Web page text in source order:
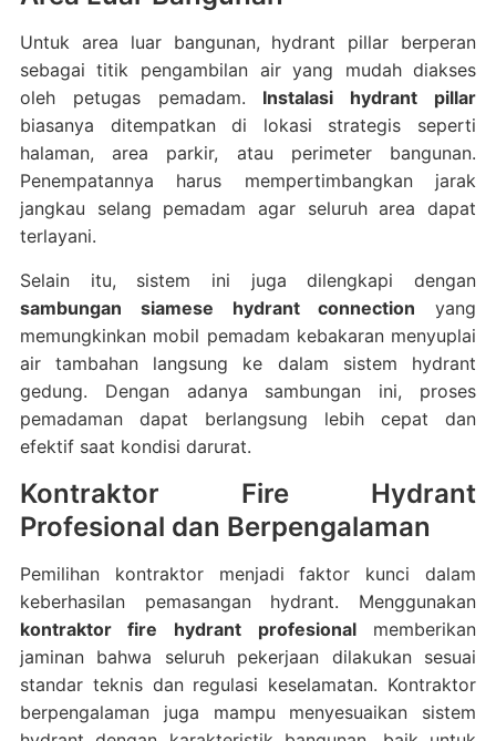
Untuk area luar bangunan, hydrant pillar berperan
sebagai titik pengambilan air yang mudah diakses
oleh petugas pemadam. Instalasi hydrant pillar
biasanya ditempatkan di lokasi strategis seperti
halaman, area parkir, atau perimeter bangunan.
Penempatannya harus mempertimbangkan jarak
jangkau selang pemadam agar seluruh area dapat
terlayani.
Selain itu, sistem ini juga dilengkapi dengan
sambungan siamese hydrant connection yang
memungkinkan mobil pemadam kebakaran menyuplai
air tambahan langsung ke dalam sistem hydrant
gedung. Dengan adanya sambungan ini, proses
pemadaman dapat berlangsung lebih cepat dan
efektif saat kondisi darurat.
Kontraktor Fire Hydrant
Profesional dan Berpengalaman
Pemilihan kontraktor menjadi faktor kunci dalam
keberhasilan pemasangan hydrant. Menggunakan
kontraktor fire hydrant profesionalmemberikan
jaminan bahwa seluruh pekerjaan dilakukan sesuai
standar teknis dan regulasi keselamatan. Kontraktor
berpengalaman juga mampu menyesuaikan sistem